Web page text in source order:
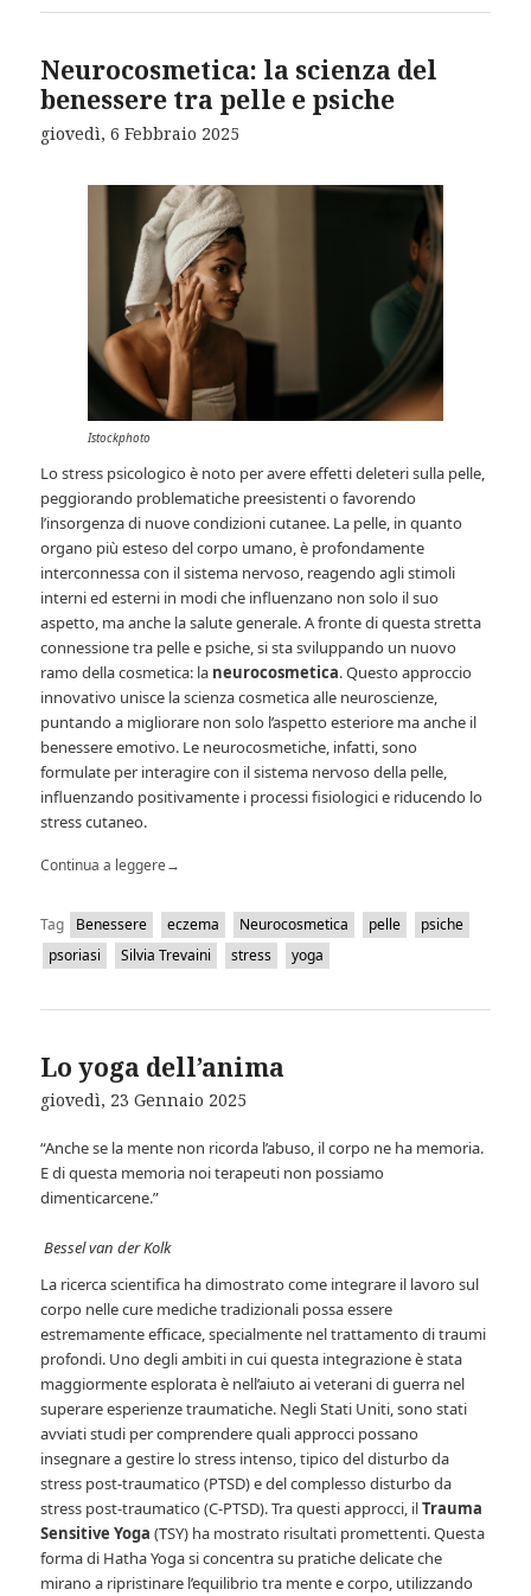
Neurocosmetica: la scienza del
benessere tra pelle e psiche
giovedì, 6 Febbraio 2025
Istockphoto
Lo stress psicologico è noto per avere effetti deleteri sulla pelle,
peggiorando problematiche preesistenti o favorendo
l’insorgenza di nuove condizioni cutanee. La pelle, in quanto
organo più esteso del corpo umano, è profondamente
interconnessa con il sistema nervoso, reagendo agli stimoli
interni ed esterni in modi che influenzano non solo il suo
aspetto, ma anche la salute generale. A fronte di questa stretta
connessione tra pelle e psiche, si sta sviluppando un nuovo
ramo della cosmetica: la neurocosmetica. Questo approccio
innovativo unisce la scienza cosmetica alle neuroscienze,
puntando a migliorare non solo l’aspetto esteriore ma anche il
benessere emotivo. Le neurocosmetiche, infatti, sono
formulate per interagire con il sistema nervoso della pelle,
influenzando positivamente i processi fisiologici e riducendo lo
stress cutaneo.
Continua a leggere→
Tag Benessere eczema Neurocosmetica pelle
psiche
psoriasi
Silvia Trevaini stress yoga
Lo yoga dell’anima
giovedì, 23 Gennaio 2025
“Anche se la mente non ricorda l’abuso, il corpo ne ha memoria.
E di questa memoria noi terapeuti non possiamo
dimenticarcene.”
Bessel van der Kolk
La ricerca scientifica ha dimostrato come integrare il lavoro sul
corpo nelle cure mediche tradizionali possa essere
estremamente efficace, specialmente nel trattamento di traumi
profondi. Uno degli ambiti in cui questa integrazione è stata
maggiormente esplorata è nell’aiuto ai veterani di guerra nel
superare esperienze traumatiche. Negli Stati Uniti, sono stati
avviati studi per comprendere quali approcci possano
insegnare a gestire lo stress intenso, tipico del disturbo da
stress post-traumatico (PTSD) e del complesso disturbo da
stress post-traumatico (C-PTSD). Tra questi approcci, ilTrauma
Sensitive Yoga (TSY) ha mostrato risultati promettenti. Questa
forma di Hatha Yoga si concentra su pratiche delicate che
mirano a ripristinare l’equilibrio tra mente e corpo, utilizzando